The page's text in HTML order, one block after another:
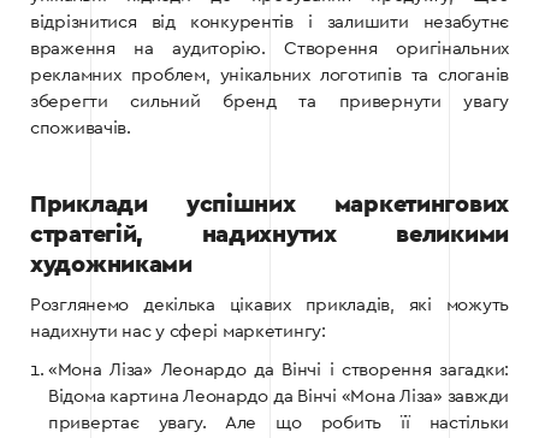
відрізнитися від конкурентів і залишити незабутнє
враження на аудиторію. Створення оригінальних
рекламних проблем, унікальних логотипів та слоганів
зберегти сильний бренд та привернути увагу
споживачів.
Приклади успішних маркетингових
стратегій, надихнутих великими
художниками
Розглянемо декілька цікавих прикладів, які можуть
надихнути нас у сфері маркетингу:
«Мона Ліза» Леонардо да Вінчі і створення загадки:
Відома картина Леонардо да Вінчі «Мона Ліза» завжди
привертає увагу. Але що робить її настільки